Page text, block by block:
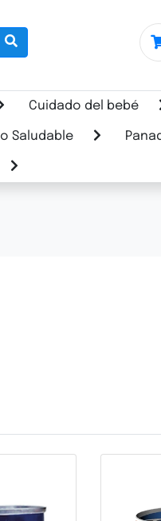
Cuidado del bebé
Saludable